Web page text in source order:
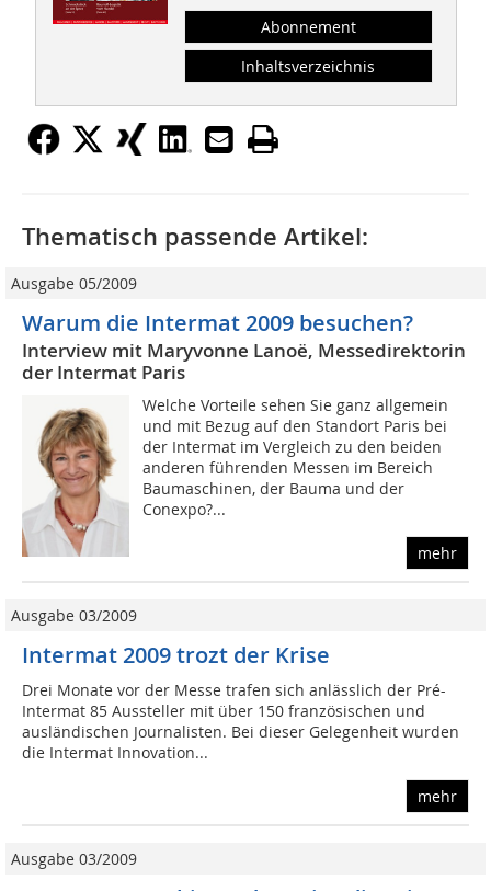
Abonnement
Inhaltsverzeichnis
Thematisch passende Artikel:
Ausgabe 05/2009
Warum die Intermat 2009 besuchen?
Interview mit Maryvonne Lanoë, Messedirektorin
der Intermat Paris
Welche Vorteile sehen Sie ganz allgemein
und mit Bezug auf den Standort Paris bei
der Intermat im Vergleich zu den beiden
anderen führenden Messen im Bereich
Baumaschinen, der Bauma und der
Conexpo?...
mehr
Ausgabe 03/2009
Intermat 2009 trozt der Krise
Drei Monate vor der Messe trafen sich anlässlich der Pré-
Intermat 85 Aussteller mit über 150 französischen und
ausländischen Journalisten. Bei dieser Gelegenheit wurden
die Intermat Innovation...
mehr
Ausgabe 03/2009